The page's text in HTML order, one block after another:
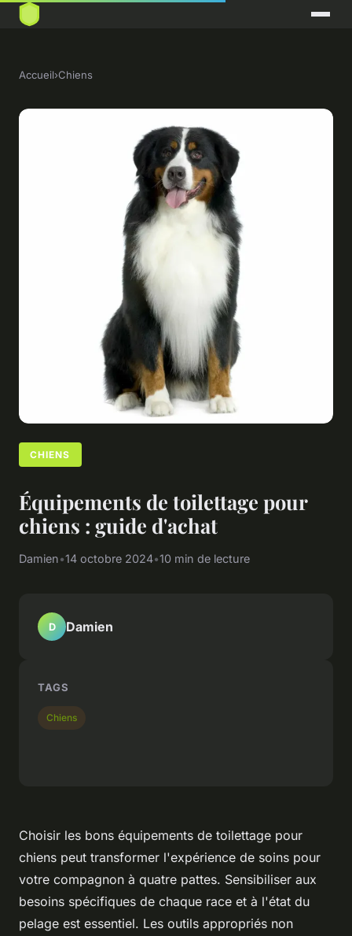
Accueil›Chiens
CHIENS
Équipements de toilettage pour
chiens : guide d'achat
Damien•14 octobre 2024•10 min de lecture
Choisir les bons équipements de toilettage pour
chiens peut transformer l'expérience de soins pour
votre compagnon à quatre pattes. Sensibiliser aux
besoins spécifiques de chaque race et à l'état du
pelage est essentiel. Les outils appropriés non
D Damien
TAGS
Chiens